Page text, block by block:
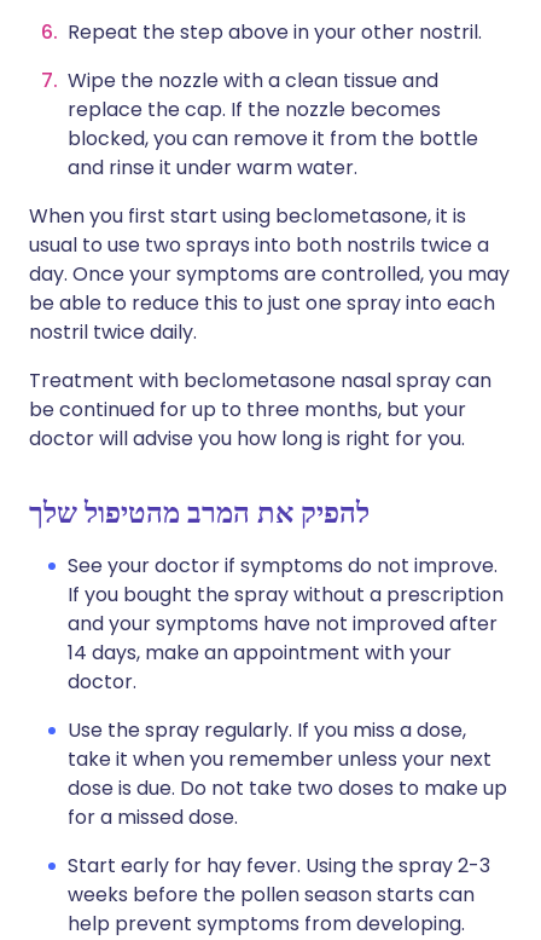
Repeat the step above in your other nostril.
Wipe the nozzle with a clean tissue and
replace the cap. If the nozzle becomes
blocked, you can remove it from the bottle
and rinse it under warm water.
When you first start using beclometasone, it is
usual to use two sprays into both nostrils twice a
day. Once your symptoms are controlled, you may
be able to reduce this to just one spray into each
nostril twice daily.
Treatment with beclometasone nasal spray can
be continued for up to three months, but your
doctor will advise you how long is right for you.
להפיק את המרב מהטיפול שלך
See your doctor if symptoms do not improve.
If you bought the spray without a prescription
and your symptoms have not improved after
14 days, make an appointment with your
doctor.
Use the spray regularly. If you miss a dose,
take it when you remember unless your next
dose is due. Do not take two doses to make up
for a missed dose.
Start early for hay fever. Using the spray 2-3
weeks before the pollen season starts can
help prevent symptoms from developing.